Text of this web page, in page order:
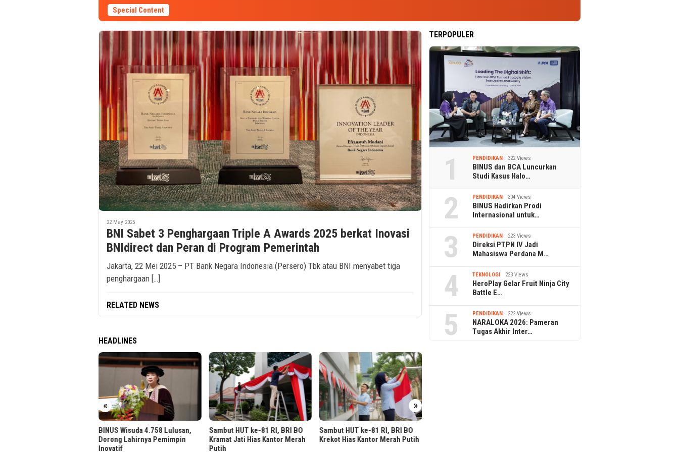
Special Content
22 May 2025
BNI Sabet 3 Penghargaan Triple A Awards 2025 berkat Inovasi
BNIdirect dan Peran di Program Pemerintah
Jakarta, 22 Mei 2025 – PT Bank Negara Indonesia (Persero) Tbk atau BNI menyabet tiga
penghargaan […]
RELATED NEWS
HEADLINES
« »
BINUS Wisuda 4.758 Lulusan,
Dorong Lahirnya Pemimpin
Inovatif
Sambut HUT ke-81 RI, BRI BO
Kramat Jati Hias Kantor Merah
Putih
Sambut HUT ke-81 RI, BRI BO
Krekot Hias Kantor Merah Putih
TERPOPULER
1 PENDIDIKAN 322 Views
BINUS dan BCA Luncurkan
Studi Kasus Halo…
2 PENDIDIKAN 304 Views
BINUS Hadirkan Prodi
Internasional untuk…
3 PENDIDIKAN 223 Views
Direksi PTPN IV Jadi
Mahasiswa Perdana M…
4 TEKNOLOGI 223 Views
HeroPlay Gelar Fruit Ninja City
Battle E…
5 PENDIDIKAN 222 Views
NARALOKA 2026: Pameran
Tugas Akhir Inter…